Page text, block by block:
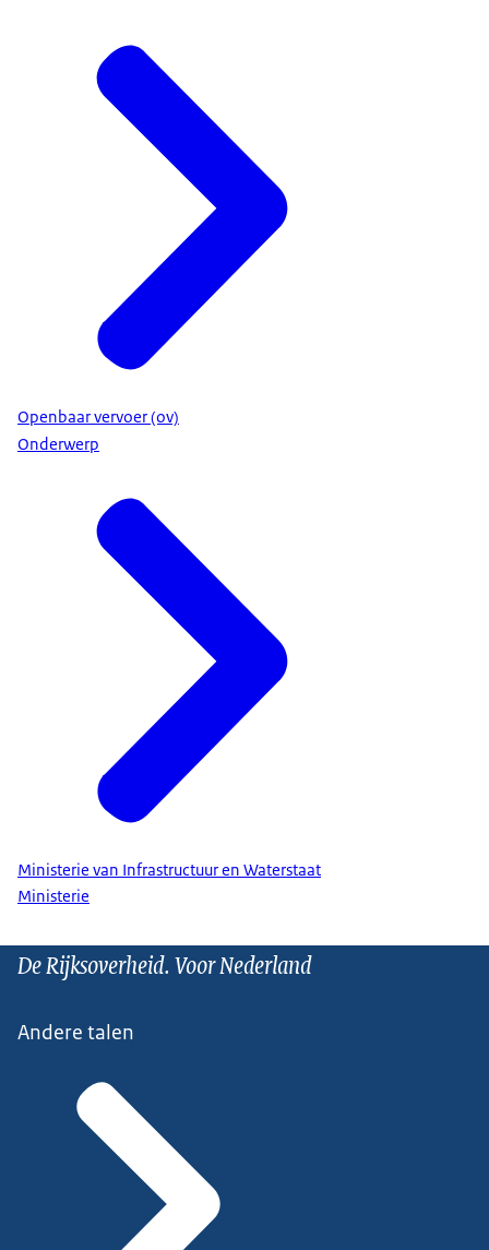
Openbaar vervoer (ov)
Onderwerp
Ministerie van Infrastructuur en Waterstaat
Ministerie
De Rijksoverheid. Voor Nederland
Andere talen